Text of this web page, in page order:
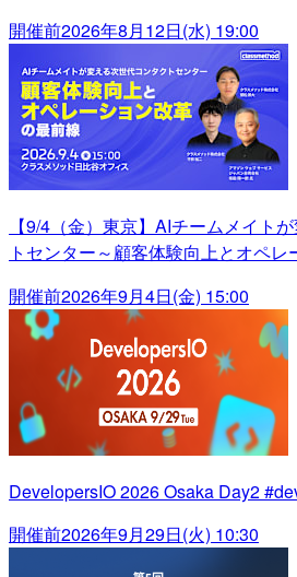
開催前2026年8月12日(水) 19:00
【9/4（金）東京】AIチームメイト
トセンター～顧客体験向上とオペ
開催前2026年9月4日(金) 15:00
DevelopersIO 2026 Osaka Day2
開催前2026年9月29日(火) 10:30